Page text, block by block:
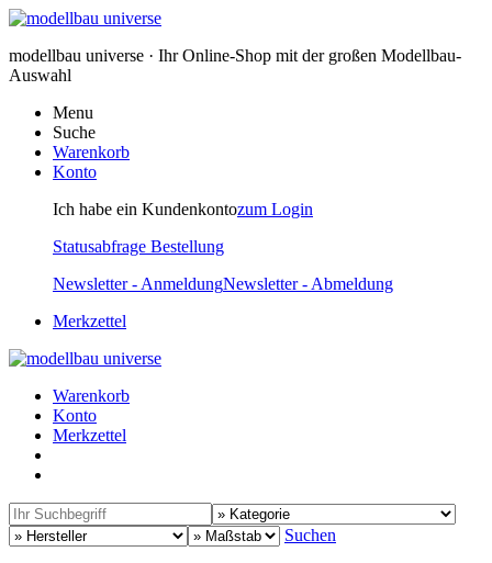
modellbau universe · Ihr Online-Shop mit der großen Modellbau-
Auswahl
Menu
Suche
Warenkorb
Konto
Ich habe ein Kundenkontozum Login
Statusabfrage Bestellung
Newsletter - AnmeldungNewsletter - Abmeldung
Merkzettel
Warenkorb
Konto
Merkzettel
Suchen